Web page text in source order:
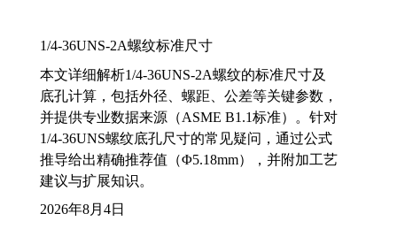
1/4-36UNS-2A螺纹标准尺寸
本文详细解析1/4-36UNS-2A螺纹的标准尺寸及
底孔计算，包括外径、螺距、公差等关键参数，
并提供专业数据来源（ASME B1.1标准）。针对
1/4-36UNS螺纹底孔尺寸的常见疑问，通过公式
推导给出精确推荐值（Φ5.18mm），并附加工艺
建议与扩展知识。
2026年8月4日